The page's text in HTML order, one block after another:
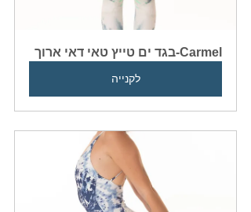
Carmel-בגד ים טייץ טאי דאי ארוך
לקנייה